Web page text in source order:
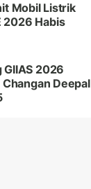
Mobil Listrik
2026 Habis
GIIAS 2026
Deepal